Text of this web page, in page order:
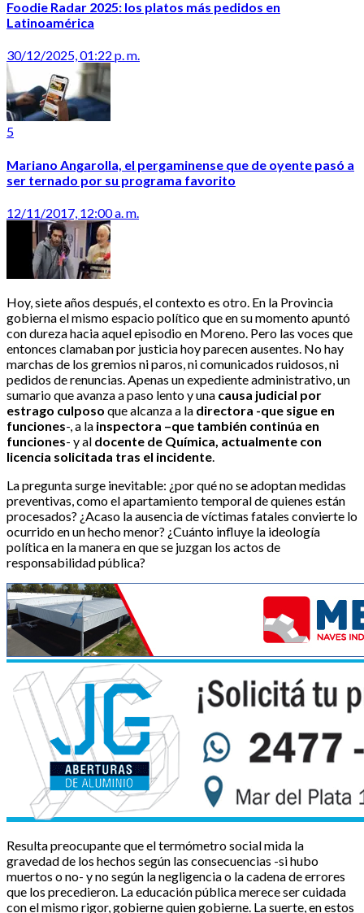
Foodie Radar 2025: los platos más pedidos en
Latinoamérica
30/12/2025, 01:22 p. m.
5
Mariano Angarolla, el pergaminense que de oyente pasó a
ser ternado por su programa favorito
12/11/2017, 12:00 a. m.
Hoy, siete años después, el contexto es otro. En la Provincia
gobierna el mismo espacio político que en su momento apuntó
con dureza hacia aquel episodio en Moreno. Pero las voces que
entonces clamaban por justicia hoy parecen ausentes. No hay
marchas de los gremios ni paros, ni comunicados ruidosos, ni
pedidos de renuncias. Apenas un expediente administrativo, un
sumario que avanza a paso lento y una causa judicial por
estrago culposo que alcanza a la directora -que sigue en
funciones-, a la inspectora –que también continúa en
funciones- y al docente de Química, actualmente con
licencia solicitada tras el incidente.
La pregunta surge inevitable: ¿por qué no se adoptan medidas
preventivas, como el apartamiento temporal de quienes están
procesados? ¿Acaso la ausencia de víctimas fatales convierte lo
ocurrido en un hecho menor? ¿Cuánto influye la ideología
política en la manera en que se juzgan los actos de
responsabilidad pública?
Resulta preocupante que el termómetro social mida la
gravedad de los hechos según las consecuencias -si hubo
muertos o no- y no según la negligencia o la cadena de errores
que los precedieron. La educación pública merece ser cuidada
con el mismo rigor, gobierne quien gobierne. La suerte, en estos